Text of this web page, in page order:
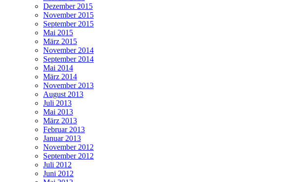
Dezember 2015
November 2015
September 2015
Mai 2015
März 2015
November 2014
September 2014
Mai 2014
März 2014
November 2013
August 2013
Juli 2013
Mai 2013
März 2013
Februar 2013
Januar 2013
November 2012
September 2012
Juli 2012
Juni 2012